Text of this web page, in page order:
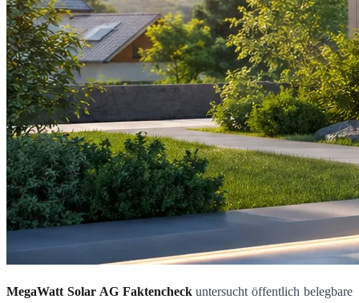
MegaWatt Solar AG Faktencheckuntersucht öffentlich belegbare